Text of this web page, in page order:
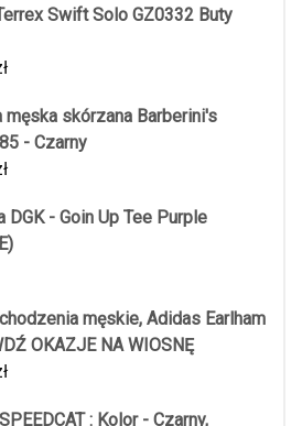
Swift Solo GZ0332 Buty
męska skórzana Barberini's
- Czarny
DGK - Goin Up Tee Purple
męskie, Adidas Earlham
OKAZJE NA WIOSNĘ
: Kolor - Czarny,